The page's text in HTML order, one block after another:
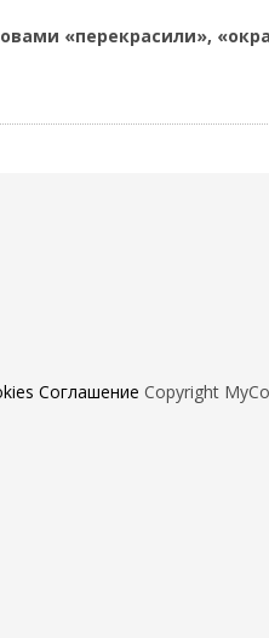
«перекрасили»,
Соглашение Copyright